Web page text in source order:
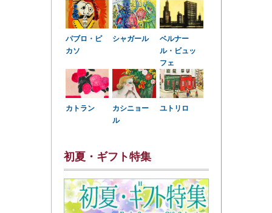
パブロ・ピ
カソ
シャガール
ベルナー
ル・ビュッ
フェ
カトラン
カシニョー
ル
ユトリロ
初夏・ギフト特集